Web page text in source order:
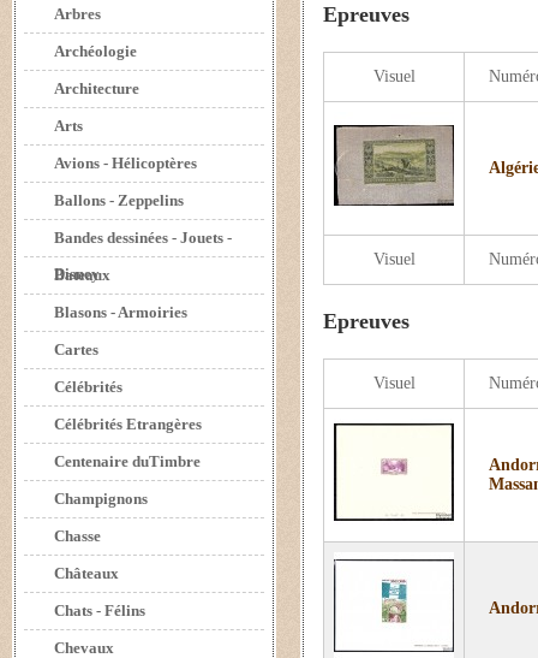
Arbres
Archéologie
Architecture
Arts
Avions - Hélicoptères
Ballons - Zeppelins
Bandes dessinées - Jouets -
Disney
Bateaux
Blasons - Armoiries
Cartes
Célébrités
Célébrités Etrangères
Centenaire duTimbre
Champignons
Chasse
Châteaux
Chats - Félins
Chevaux
Epreuves
Visuel
Visuel
Epreuves
Visuel